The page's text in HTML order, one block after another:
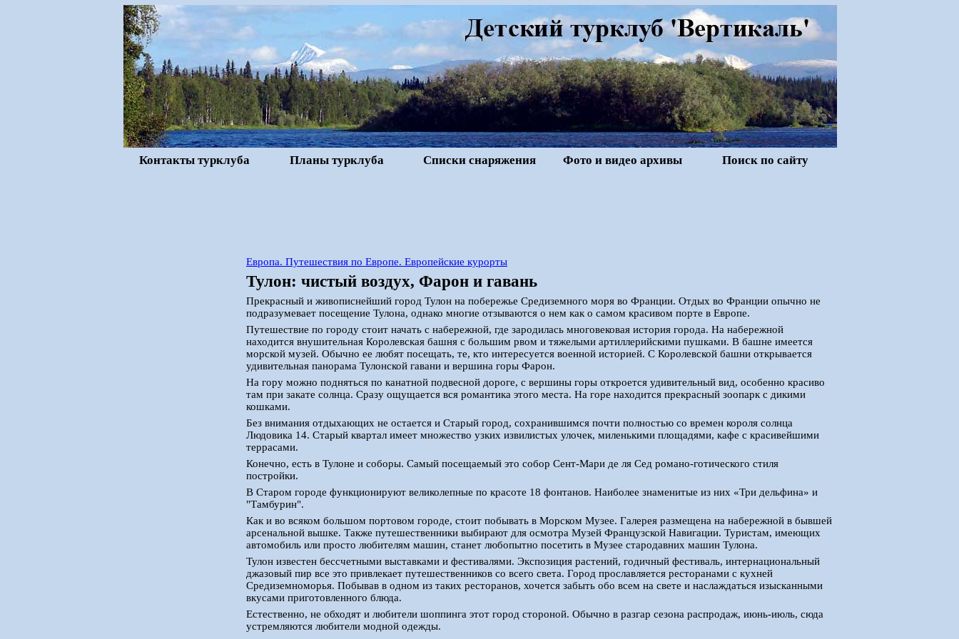
Контакты турклуба Планы турклуба Списки снаряжения Фото и видео архивы Поиск по сайту
Европа. Путешествия по Европе. Европейские курорты
Тулон: чистый воздух, Фарон и гавань
Прекрасный и живописнейший город Тулон на побережье Средиземного моря во Франции. Отдых во Франции опычно не
подразумевает посещение Тулона, однако многие отзываются о нем как о самом красивом порте в Европе.
Путешествие по городу стоит начать с набережной, где зародилась многовековая история города. На набережной
находится внушительная Королевская башня с большим рвом и тяжелыми артиллерийскими пушками. В башне имеется
морской музей. Обычно ее любят посещать, те, кто интересуется военной историей. С Королевской башни открывается
удивительная панорама Тулонской гавани и вершина горы Фарон.
На гору можно подняться по канатной подвесной дороге, с вершины горы откроется удивительный вид, особенно красиво
там при закате солнца. Сразу ощущается вся романтика этого места. На горе находится прекрасный зоопарк с дикими
кошками.
Без внимания отдыхающих не остается и Старый город, сохранившимся почти полностью со времен короля солнца
Людовика 14. Старый квартал имеет множество узких извилистых улочек, миленькими площадями, кафе с красивейшими
террасами.
Конечно, есть в Тулоне и соборы. Самый посещаемый это собор Сент-Мари де ля Сед романо-готического стиля
постройки.
В Старом городе функционируют великолепные по красоте 18 фонтанов. Наиболее знаменитые из них «Три дельфина» и
"Тамбурин".
Как и во всяком большом портовом городе, стоит побывать в Морском Музее. Галерея размещена на набережной в бывшей
арсенальной вышке. Также путешественники выбирают для осмотра Музей Французской Навигации. Туристам, имеющих
автомобиль или просто любителям машин, станет любопытно посетить в Музее стародавних машин Тулона.
Тулон известен бессчетными выставками и фестивалями. Экспозиция растений, годичный фестиваль, интернациональный
джазовый пир все это привлекает путешественников со всего света. Город прославляется ресторанами с кухней
Средиземноморья. Побывав в одном из таких ресторанов, хочется забыть обо всем на свете и наслаждаться изысканными
вкусами приготовленного блюда.
Естественно, не обходят и любители шоппинга этот город стороной. Обычно в разгар сезона распродаж, июнь-июль, сюда
устремляются любители модной одежды.